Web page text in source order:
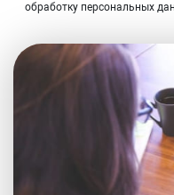
обработку персональных